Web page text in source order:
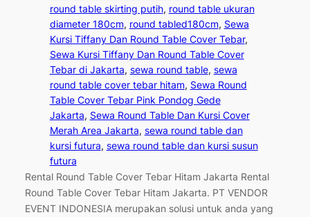
round table skirting putih, round table ukuran
diameter 180cm, round tabled180cm, Sewa
Kursi Tiffany Dan Round Table Cover Tebar
Sewa Kursi Tiffany Dan Round Table Cover
Tebar di Jakarta, sewa round table, sewa
round table cover tebar hitam, Sewa Round
Table Cover Tebar Pink Pondog Gede
Jakarta, Sewa Round Table Dan Kursi Cover
Merah Area Jakarta, sewa round table dan
kursi futura, sewa round table dan kursi susun
futura
Rental Round Table Cover Tebar Hitam Jakarta Rental
Round Table Cover Tebar Hitam Jakarta. PT VENDOR
EVENT INDONESIA merupakan solusi untuk anda yang